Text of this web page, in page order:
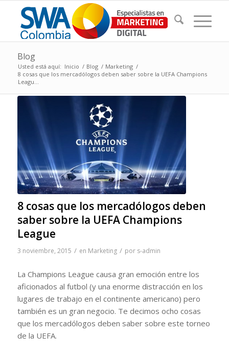
Blog
Usted está aquí: Inicio / Blog / Marketing /
8 cosas que los mercadólogos deben saber sobre la UEFA Champions
Leagu...
8 cosas que los mercadólogos deben
saber sobre la UEFA Champions
League
3 noviembre, 2015 / en Marketing / por s-admin
La Champions League causa gran emoción entre los
aficionados al futbol (y una enorme distracción en los
lugares de trabajo en el continente americano) pero
también es un gran negocio. Te decimos ocho cosas
que los mercadólogos deben saber sobre este torneo
de la UEFA.